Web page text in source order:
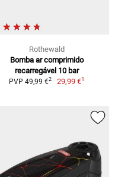
Rothewald
Bomba ar comprimido
recarregável 10 bar
PVP 49,99 €2 29,99 €1